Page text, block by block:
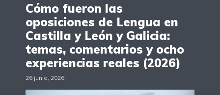
Cómo fueron las
oposiciones de Lengua en
Castilla y León y Galicia:
temas, comentarios y ocho
experiencias reales (2026)
26 junio, 2026